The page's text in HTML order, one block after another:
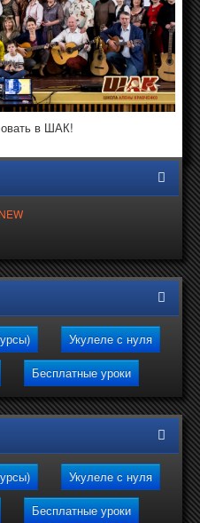
NEW
Укулеле с нуля
Бесплатные уроки
в ШАК!
Укулеле с нуля
Бесплатные уроки